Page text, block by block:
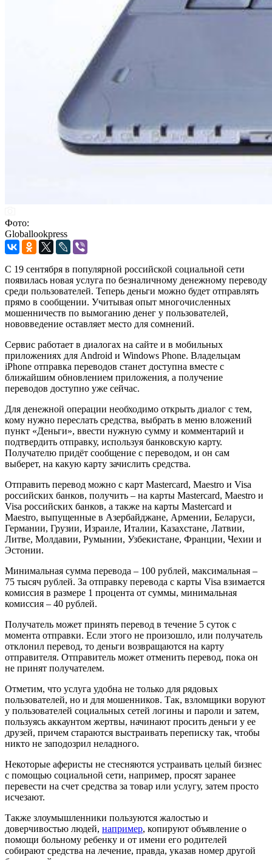
Фото:
Globallookpress
С 19 сентября в популярной российской социальной сети
появилась новая услуга по безналичному денежному переводу
среди пользователей. Теперь деньги можно будет отправлять
прямо в сообщении. Учитывая опыт многочисленных
мошенничеств по вымоганию денег у пользователей,
нововведение оставляет место для сомнений.
Сервис работает в диалогах на сайте и в мобильных
приложениях для Android и Windows Phone. Владельцам
iPhone отправка переводов станет доступна вместе с
ближайшим обновлением приложения, а получение
переводов доступно уже сейчас.
Для денежной операции необходимо открыть диалог с тем,
кому нужно переслать средства, выбрать в меню вложений
пункт «Деньги», ввести нужную сумму и комментарий и
подтвердить отправку, используя банковскую карту.
Получателю придёт сообщение с переводом, и он сам
выберет, на какую карту зачислить средства.
Отправить перевод можно с карт Mastercard, Maestro и Visa
российских банков, получить – на карты Mastercard, Maestro и
Visa российских банков, а также на карты Mastercard и
Maestro, выпущенные в Азербайджане, Армении, Беларуси,
Германии, Грузии, Израиле, Италии, Казахстане, Латвии,
Литве, Молдавии, Румынии, Узбекистане, Франции, Чехии и
Эстонии.
Минимальная сумма перевода – 100 рублей, максимальная –
75 тысяч рублей. За отправку перевода с карты Visa взимается
комиссия в размере 1 процента от суммы, минимальная
комиссия – 40 рублей.
Получатель может принять перевод в течение 5 суток с
момента отправки. Если этого не произошло, или получатель
отклонил перевод, то деньги возвращаются на карту
отправителя. Отправитель может отменить перевод, пока он
не принят получателем.
Отметим, что услуга удобна не только для рядовых
пользователей, но и для мошенников. Так, взломщики воруют
у пользователей социальных сетей логины и пароли и затем,
пользуясь аккаунтом жертвы, начинают просить деньги у ее
друзей, причем стараются выстраивать переписку так, чтобы
никто не заподозрил неладного.
Некоторые аферисты не стесняются устраивать целый бизнес
с помощью социальной сети, например, просят заранее
перевести на счет средства за товар или услугу, затем просто
исчезают.
Также злоумышленники пользуются жалостью и
доверчивостью людей, например, копируют объявление о
помощи больному ребенку и от имени его родителей
собирают средства на лечение, правда, указав номер другой